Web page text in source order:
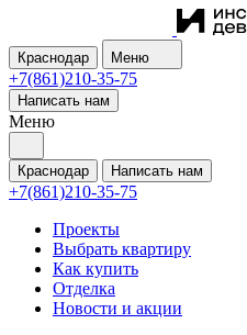
Краснодар Меню
+7(861)210-35-75
Написать нам
Меню
Краснодар Написать нам
+7(861)210-35-75
Проекты
Выбрать квартиру
Как купить
Отделка
Новости и акции